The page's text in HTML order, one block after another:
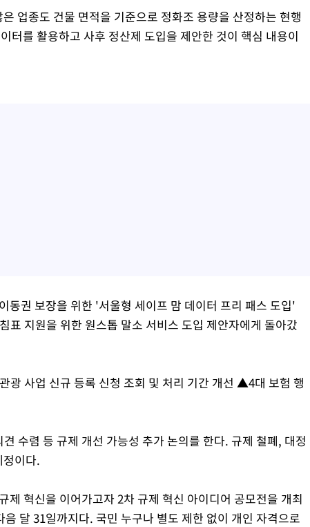
업종도 건물 면적을 기준으로 정화조 용량을 산정하는 현행
터를 활용하고 사후 정산제 도입을 제안한 것이 핵심 내용이
권 보장을 위한 '서울형 세이프 맘 데이터 프리 패스 도입'
지원을 위한 원스톱 말소 서비스 도입 제안자에게 돌아갔
사업 신규 등록 신청 조회 및 처리 기간 개선 ▲4대 보험 행
수렴 등 규제 개선 가능성 추가 논의를 한다. 규제 철폐, 대정
이다.
제 혁신을 이어가고자 2차 규제 혁신 아이디어 공모전을 개최
달 31일까지다. 국민 누구나 별도 제한 없이 개인 자격으로